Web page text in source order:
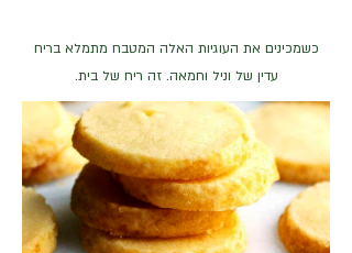
כשמכינים את העוגיות האלה המטבח מתמלא בריח
עדין של וניל וחמאה. זה ריח של בית.